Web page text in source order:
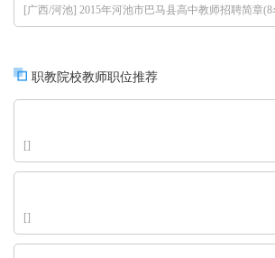
[广西/河池] 2015年河池市巴马县高中教师招聘简章(8
职教院校教师职位推荐
[]
[]